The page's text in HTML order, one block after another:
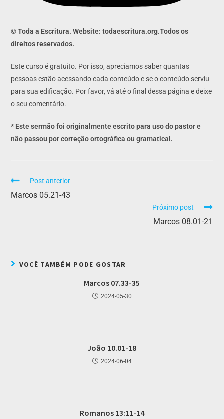
© Toda a Escritura. Website: todaescritura.org.Todos os
direitos reservados.
Este curso é gratuito. Por isso, apreciamos saber quantas
pessoas estão acessando cada conteúdo e se o conteúdo serviu
para sua edificação. Por favor, vá até o final dessa página e deixe
o seu comentário.
* Este sermão foi originalmente escrito para uso do pastor e
não passou por correção ortográfica ou gramatical.
Post anterior
Marcos 05.21-43
Próximo post
Marcos 08.01-21
VOCÊ TAMBÉM PODE GOSTAR
Marcos 07.33-35
2024-05-30
João 10.01-18
2024-06-04
Romanos 13:11-14